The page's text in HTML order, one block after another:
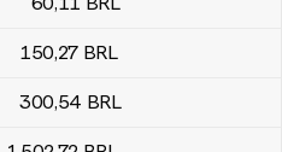
150,27 BRL
300,54 BRL